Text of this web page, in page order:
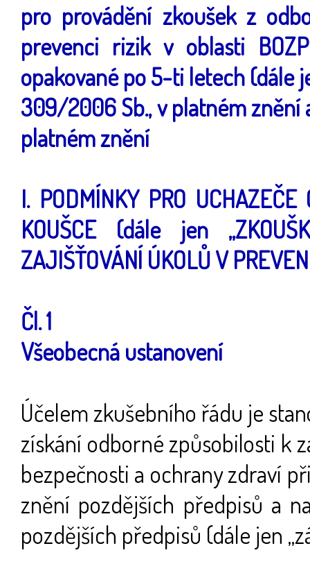
pro provádění zkoušek z
prevenci rizik v oblasti
opakované po 5-ti letech (dále
309/2006 Sb., v platném znění
platném znění
I. PODMÍNKY PRO
KOUŠCE (dále jen
ZAJIŠŤOVÁNÍ ÚKOLŮ V
Čl. 1
Všeobecná ustanovení
Účelem zkušebního řádu je
získání odborné způsobilosti k
bezpečnosti a ochrany zdraví
znění pozdějších předpisů a
pozdějších předpisů (dále jen